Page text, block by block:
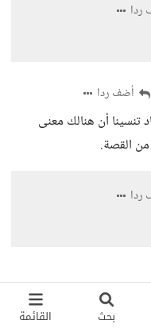
بحث القائمة
أضف ردا
أن هنالك معنى
من القصة.